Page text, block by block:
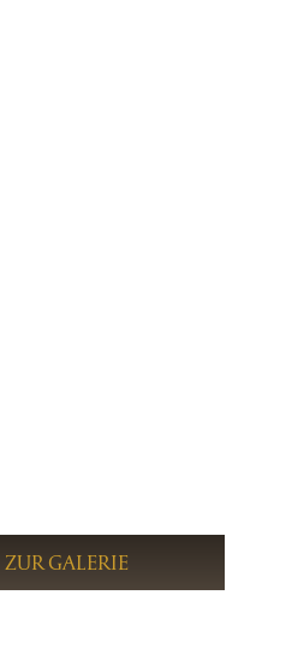
ZUR GALERIE